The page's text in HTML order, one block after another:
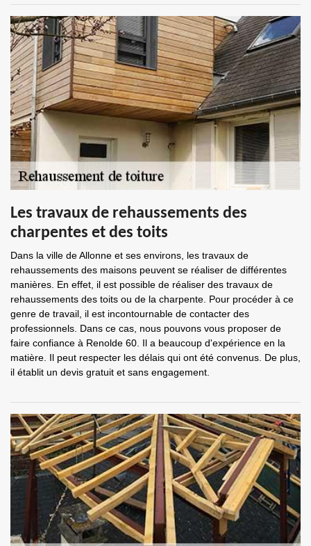
Les travaux de rehaussements des
charpentes et des toits
Dans la ville de Allonne et ses environs, les travaux de
rehaussements des maisons peuvent se réaliser de différentes
manières. En effet, il est possible de réaliser des travaux de
rehaussements des toits ou de la charpente. Pour procéder à ce
genre de travail, il est incontournable de contacter des
professionnels. Dans ce cas, nous pouvons vous proposer de
faire confiance à Renolde 60. Il a beaucoup d'expérience en la
matière. Il peut respecter les délais qui ont été convenus. De plus,
il établit un devis gratuit et sans engagement.